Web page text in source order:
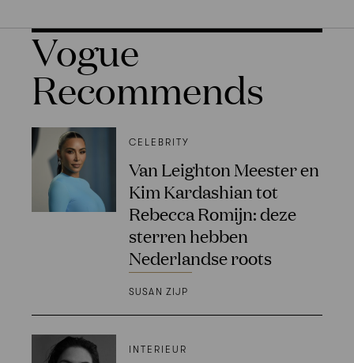
Vogue
Recommends
CELEBRITY
Van Leighton Meester en
Kim Kardashian tot
Rebecca Romijn: deze
sterren hebben
Nederlandse roots
SUSAN ZIJP
INTERIEUR